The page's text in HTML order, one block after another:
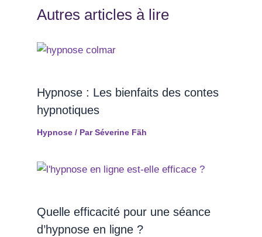
Autres articles à lire
Hypnose : Les bienfaits des contes
hypnotiques
Hypnose/ ParSéverine Fäh
Quelle efficacité pour une séance
d’hypnose en ligne ?